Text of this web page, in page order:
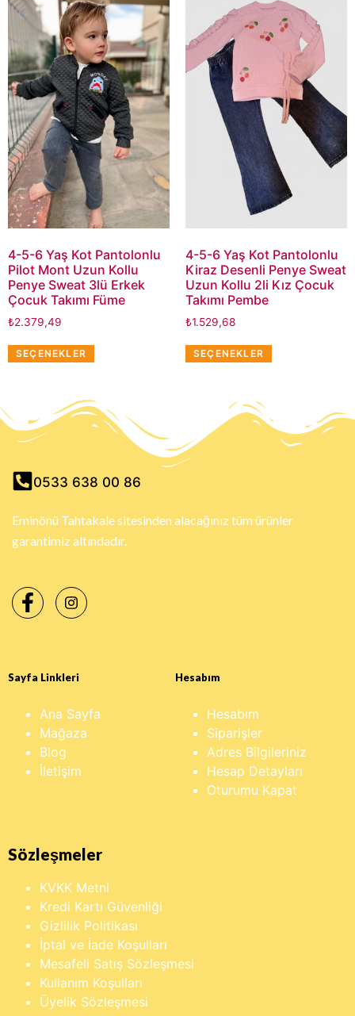
4-5-6 Yaş Kot Pantolonlu
Pilot Mont Uzun Kollu
Penye Sweat 3lü Erkek
Çocuk Takımı Füme
₺2.379,49
SEÇENEKLER
4-5-6 Yaş Kot Pantolonlu
Kiraz Desenli Penye Sweat
Uzun Kollu 2li Kız Çocuk
Takımı Pembe
₺1.529,68
SEÇENEKLER
0533 638 00 86
Eminönü Tahtakale sitesinden alacağınız tüm ürünler
garantimiz altındadır.
Sayfa Linkleri
Ana Sayfa
Mağaza
Blog
İletişim
Hesabım
Hesabım
Siparişler
Adres Bilgileriniz
Hesap Detayları
Oturumu Kapat
Sözleşmeler
KVKK Metni
Kredi Kartı Güvenliği
Gizlilik Politikası
İptal ve İade Koşulları
Mesafeli Satış Sözleşmesi
Kullanım Koşulları
Üyelik Sözleşmesi